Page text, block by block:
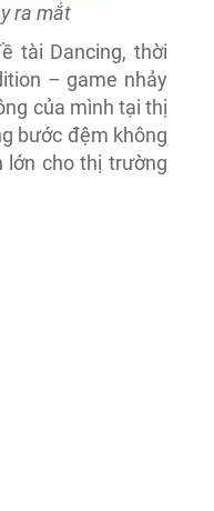
ra mắt
tài Dancing, thời
– game nhảy
của mình tại thị
bước đệm không
lớn cho thị trường